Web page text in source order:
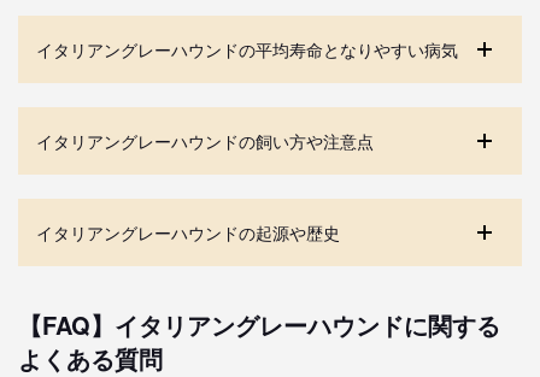
イタリアングレーハウンドの平均寿命となりやすい病気
イタリアングレーハウンドの飼い方や注意点
イタリアングレーハウンドの起源や歴史
【FAQ】イタリアングレーハウンドに関する
よくある質問